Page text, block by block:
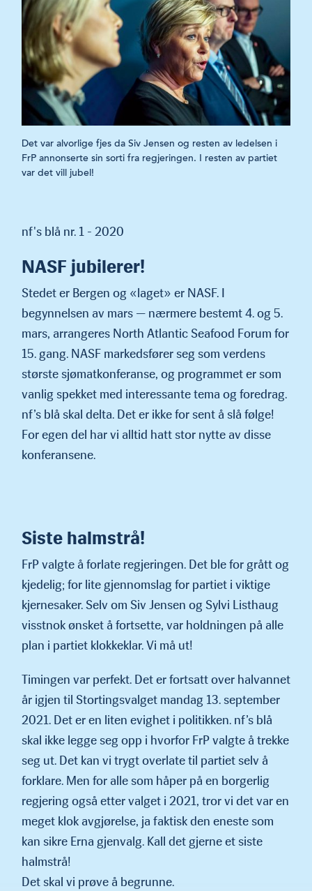
Det var alvorlige fjes da Siv Jensen og resten av ledelsen i
FrP annonserte sin sorti fra regjeringen. I resten av partiet
var det vill jubel!
nf's blå nr. 1 - 2020
NASF jubilerer!
Stedet er Bergen og «laget» er NASF. I
begynnelsen av mars — nærmere bestemt 4. og 5.
mars, arrangeres North Atlantic Seafood Forum for
15. gang. NASF markedsfører seg som verdens
største sjømatkonferanse, og programmet er som
vanlig spekket med inter­essante tema og foredrag.
nf’s blå skal delta. Det er ikke for sent å slå følge!
For egen del har vi alltid hatt stor nytte av disse
konferansene.
Siste halmstrå!
FrP valgte å forlate regjeringen. Det ble for grått og
kjedelig; for lite gjennomslag for partiet i viktige
kjernesaker. Selv om Siv Jensen og Sylvi Listhaug
visstnok ønsket å fortsette, var holdningen på alle
plan i partiet klokkeklar. Vi må ut!
Timingen var perfekt. Det er fortsatt over halvannet
år igjen til Stortingsvalget mandag 13. september
2021. Det er en liten evighet i politikken. nf’s blå
skal ikke legge seg opp i hvorfor FrP valgte å trekke
seg ut. Det kan vi trygt overlate til partiet selv å
forklare. Men for alle som håper på en borgerlig
regjering også etter valget i 2021, tror vi det var en
meget klok avgjørelse, ja faktisk den eneste som
kan sikre Erna gjenvalg. Kall det gjerne et siste
halmstrå!
Det skal vi prøve å begrunne.